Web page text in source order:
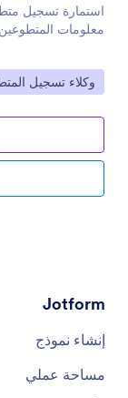
استمارة تسجيل
معلومات
انتقل إلى الفئة:
وكلاء تسجيل
Jotform
إنشاء نموذج
مساحة عملي